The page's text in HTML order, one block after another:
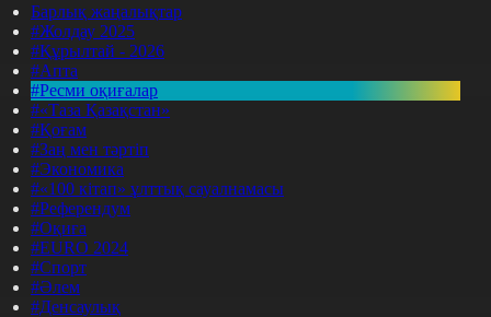
Барлық жаңалықтар
#Жолдау 2025
#Құрылтай - 2026
#Апта
#Ресми оқиғалар
#«Таза Қазақстан»
#Қоғам
#Заң мен тәртіп
#Экономика
#«100 кітап» ұлттық сауалнамасы
#Референдум
#Оқиға
#EURO 2024
#Спорт
#Әлем
#Денсаулық